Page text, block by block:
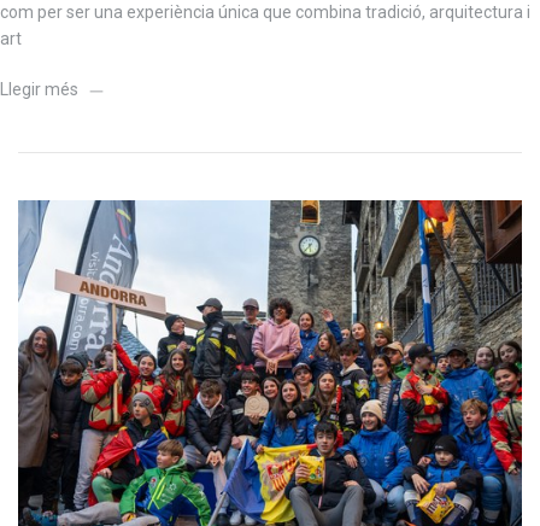
com per ser una experiència única que combina tradició, arquitectura i
art
Llegir més